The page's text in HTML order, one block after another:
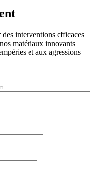
interventions efficaces
matériaux innovants
et aux agressions